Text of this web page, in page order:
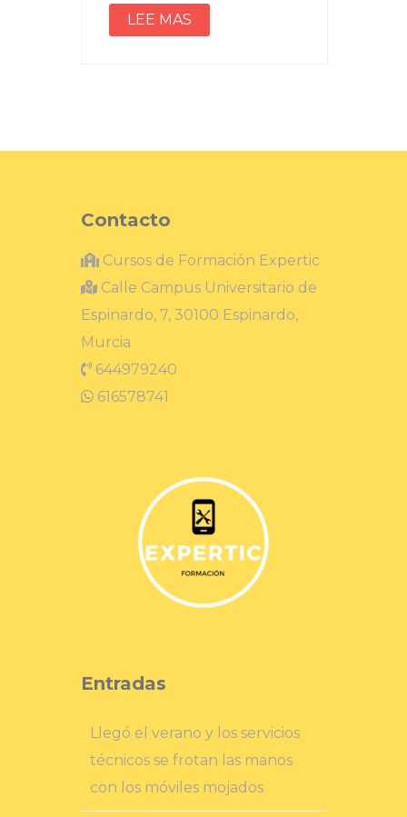
LEE MAS
Contacto
Cursos de Formación Expertic
Calle Campus Universitario de
Espinardo, 7, 30100 Espinardo,
Murcia
644979240
616578741
Entradas
Llegó el verano y los servicios
técnicos se frotan las manos
con los móviles mojados